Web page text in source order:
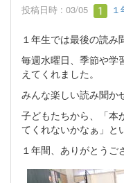
投稿日時 : 03/05 １
１年生では最後の読み
毎週水曜日、季節や学
えてくれました。
みんな楽しい読み聞か
子どもたちから、「本
てくれないかなぁ」と
１年間、ありがとうご